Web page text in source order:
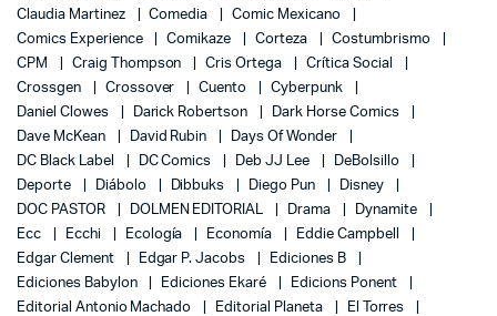
Claudia Martinez
Comedia
Comic Mexicano
Comics Experience
Comikaze Corteza
Costumbrismo
CPM
Craig Thompson Cris Ortega
Crítica Social
Crossgen
Crossover Cuento
Cyberpunk
Daniel Clowes
Darick Robertson
Dark Horse Comics
Dave McKean
David Rubin
Days Of Wonder
DC Black Label
DC Comics Deb JJ Lee
DeBolsillo
Deporte
Diábolo Dibbuks Diego Pun
Disney
DOC PASTOR
DOLMEN EDITORIAL Drama
Dynamite
Ecc
Ecchi Ecología Economía
Eddie Campbell
Edgar Clement
Edgar P. Jacobs
Ediciones B
Ediciones Babylon
Ediciones Ekaré
Edicions Ponent
Editorial Antonio Machado
Editorial Planeta
El Torres